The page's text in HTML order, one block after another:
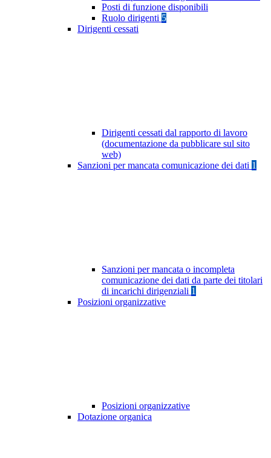
Posti di funzione disponibili
Ruolo dirigenti 5
Dirigenti cessati
Dirigenti cessati dal rapporto di lavoro
(documentazione da pubblicare sul sito
web)
Sanzioni per mancata comunicazione dei dati 1
Sanzioni per mancata o incompleta
comunicazione dei dati da parte dei titolari
di incarichi dirigenziali 1
Posizioni organizzative
Posizioni organizzative
Dotazione organica